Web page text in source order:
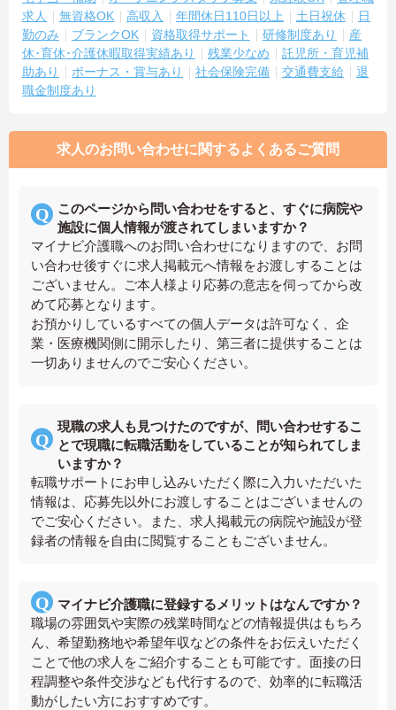
求人
無資格OK 高収入 年間休日110日以上 土日祝休
日
勤のみ
ブランクOK 資格取得サポート 研修制度あり
産
休･育休･介護休暇取得実績あり
残業少なめ
託児所・育児補
助あり
ボーナス・賞与あり 社会保険完備 交通費支給
退
職金制度あり
求人のお問い合わせに関するよくあるご質問
このページから問い合わせをすると、すぐに病院や
施設に個人情報が渡されてしまいますか？
マイナビ介護職へのお問い合わせになりますので、お問
い合わせ後すぐに求人掲載元へ情報をお渡しすることは
ございません。ご本人様より応募の意志を伺ってから改
めて応募となります。
お預かりしているすべての個人データは許可なく、企
業・医療機関側に開示したり、第三者に提供することは
一切ありませんのでご安心ください。
現職の求人も見つけたのですが、問い合わせするこ
とで現職に転職活動をしていることが知られてしま
いますか？
転職サポートにお申し込みいただく際に入力いただいた
情報は、応募先以外にお渡しすることはございませんの
でご安心ください。また、求人掲載元の病院や施設が登
録者の情報を自由に閲覧することもございません。
マイナビ介護職に登録するメリットはなんですか？
職場の雰囲気や実際の残業時間などの情報提供はもちろ
ん、希望勤務地や希望年収などの条件をお伝えいただく
ことで他の求人をご紹介することも可能です。面接の日
程調整や条件交渉なども代行するので、効率的に転職活
動がしたい方におすすめです。